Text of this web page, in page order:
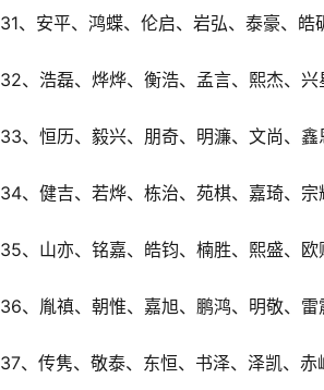
31、安平、鸿蝶、伦启、岩弘、泰豪、皓
32、浩磊、烨烨、衡浩、孟言、熙杰、兴
33、恒历、毅兴、朋奇、明濂、文尚、鑫
34、健吉、若烨、栋治、苑棋、嘉琦、宗
35、山亦、铭嘉、皓钧、楠胜、熙盛、欧
36、胤禛、朝惟、嘉旭、鹏鸿、明敬、雷
37、传隽、敬泰、东恒、书泽、泽凯、赤